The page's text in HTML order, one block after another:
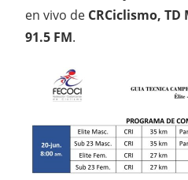
en vivo de CRCiclismo,
91.5 FM.